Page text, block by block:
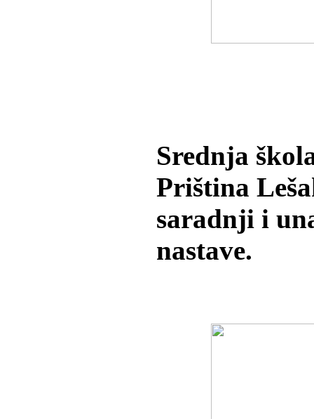
Srednja
Priština
saradnji i
nastave.